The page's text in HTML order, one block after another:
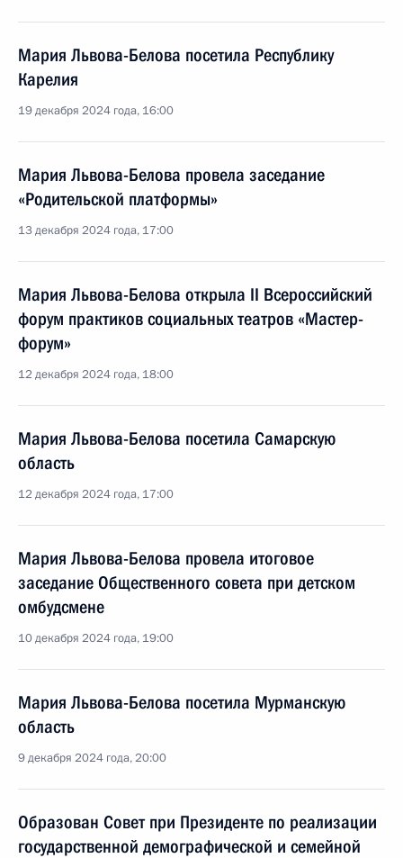
Мария Львова-Белова посетила Республику
Карелия
19 декабря 2024 года, 16:00
Мария Львова-Белова провела заседание
«Родительской платформы»
13 декабря 2024 года, 17:00
Мария Львова-Белова открыла II Всероссийский
форум практиков социальных театров «Мастер-
форум»
12 декабря 2024 года, 18:00
Мария Львова-Белова посетила Самарскую
область
12 декабря 2024 года, 17:00
Мария Львова-Белова провела итоговое
заседание Общественного совета при детском
омбудсмене
10 декабря 2024 года, 19:00
Мария Львова-Белова посетила Мурманскую
область
9 декабря 2024 года, 20:00
Образован Совет при Президенте по реализации
государственной демографической и семейной